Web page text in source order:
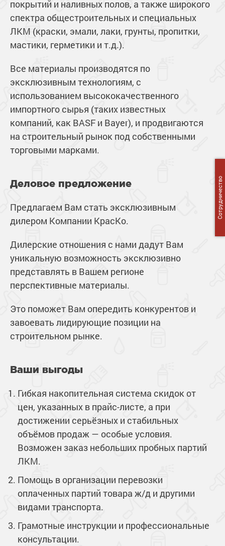
покрытий и наливных полов, а также широкого
спектра общестроительных и специальных
ЛКМ (краски, эмали, лаки, грунты, пропитки,
мастики, герметики и т.д.).
Все материалы производятся по
эксклюзивным технологиям, с
использованием высококачественного
импортного сырья (таких известных
компаний, как BASF и Bayer), и продвигаются
на строительный рынок под собственными
торговыми марками.
Деловое предложение
Предлагаем Вам стать эксклюзивным
дилером Компании КрасКо.
Дилерские отношения с нами дадут Вам
уникальную возможность эксклюзивно
представлять в Вашем регионе
перспективные материалы.
Это поможет Вам опередить конкурентов и
завоевать лидирующие позиции на
строительном рынке.
Ваши выгоды
Гибкая накопительная система скидок от
цен, указанных в прайс-листе, а при
достижении серьёзных и стабильных
объёмов продаж — особые условия.
Возможен заказ небольших пробных партий
ЛКМ.
Помощь в организации перевозки
оплаченных партий товара ж/д и другими
видами транспорта.
Грамотные инструкции и профессиональные
консультации.
Сотрудничество